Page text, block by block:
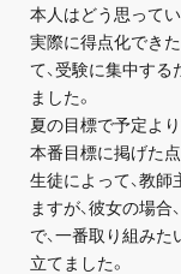
本人はどう思って
実際に得点化でき
て、受験に集中す
ました。
夏の目標で予定よ
本番目標に掲げた
生徒によって、教
ますが、彼女の場
で、一番取り組み
立てました。